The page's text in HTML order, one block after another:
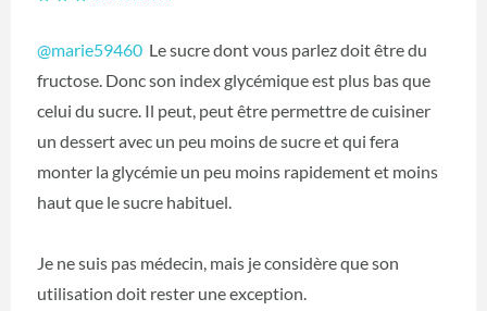
@marie59460 Le sucre dont vous parlez doit être du
fructose. Donc son index glycémique est plus bas que
celui du sucre. Il peut, peut être permettre de cuisiner
un dessert avec un peu moins de sucre et qui fera
monter la glycémie un peu moins rapidement et moins
haut que le sucre habituel.
Je ne suis pas médecin, mais je considère que son
utilisation doit rester une exception.